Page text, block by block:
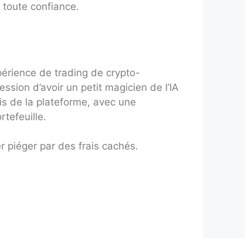
toute confiance.
de trading de crypto-
d’avoir un petit magicien de l’IA
de la plateforme, avec une
piéger par des frais cachés.